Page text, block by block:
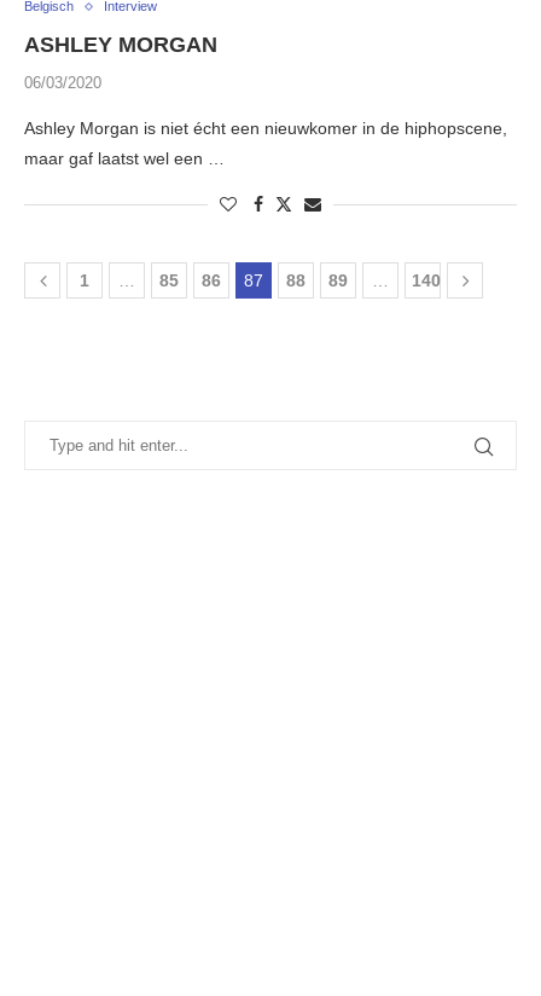
Belgisch Interview
ASHLEY MORGAN
06/03/2020
Ashley Morgan is niet écht een nieuwkomer in de hiphopscene,
maar gaf laatst wel een …
1 … 85 86 87 88 89 … 140